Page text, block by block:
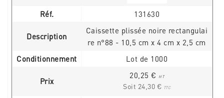
Réf. 131630
Description
Caissette plissée noire rectangulai
re n°88 - 10,5 cm x 4 cm x 2,5 cm
Conditionnement
Lot de 1000
Prix
20,25 € HT
Soit 24,30 € TTC